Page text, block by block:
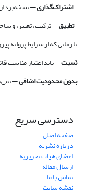
اشتراک‌گذاری—
تطبیق— ترکیب، تغییر، و
تا زمانی که از شرایط پروانه
نَسبت— باید اعتبار مناسب
بدون محدودیت اضافی—
دسترسی سریع
صفحه اصلی
درباره نشریه
اعضای هیات تحریریه
ارسال مقاله
تماس با ما
نقشه سایت